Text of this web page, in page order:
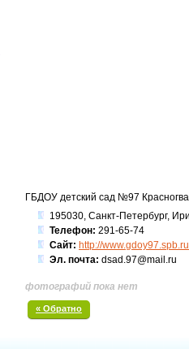
ГБДОУ детский сад №97
195030, Санкт-Петербург,
Телефон: 291-65-74
Сайт: http://www.gdoy97.spb.ru
Эл. почта: dsad.97@mail.ru
фотографий пока нет
« Обратно